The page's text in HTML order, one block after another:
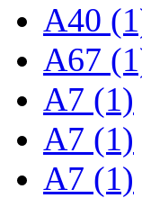
A40
A67
A7 (1)
A7 (1)
A7 (1)